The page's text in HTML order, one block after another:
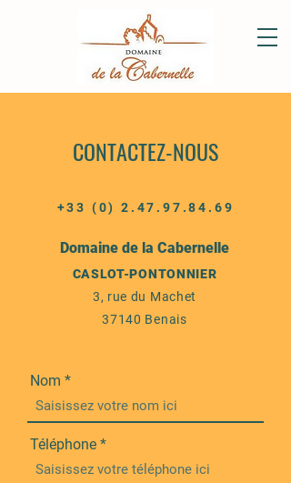
CONTACTEZ-NOUS
+33 (0) 2.47.97.84.69
Domaine de la Cabernelle
CASLOT-PONTONNIER
3, rue du Machet
37140 Benais
Nom
Téléphone